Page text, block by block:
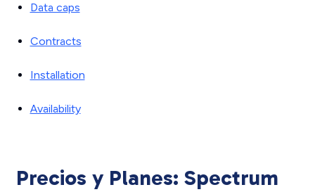
Data caps
Contracts
Installation
Availability
Precios y Planes: Spectrum